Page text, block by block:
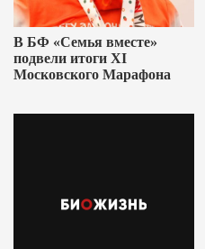
В БФ «Семья вместе»
подвели итоги XI
Московского Марафона